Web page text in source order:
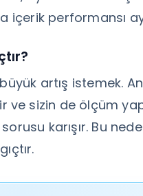
performansı
artış istemek.
sizin de ölçüm
karışır. Bu